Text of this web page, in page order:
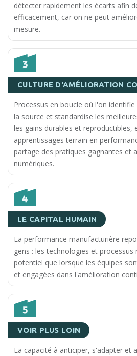
détecter rapidement les écarts afin
efficacement, car on ne peut
mesure.
CULTURE D'AMÉLIORATION
Processus en boucle où l'on
la source et standardise les
les gains durables et reproductibles,
apprentissages terrain en
partage des pratiques gagnantes et
numériques.
LE CAPITAL HUMAIN
La performance manufacturière
gens : les technologies et
potentiel que lorsque les équipes
et engagées dans l'amélioration
VOIR PLUS LOIN
La capacité à anticiper, s'adapter et